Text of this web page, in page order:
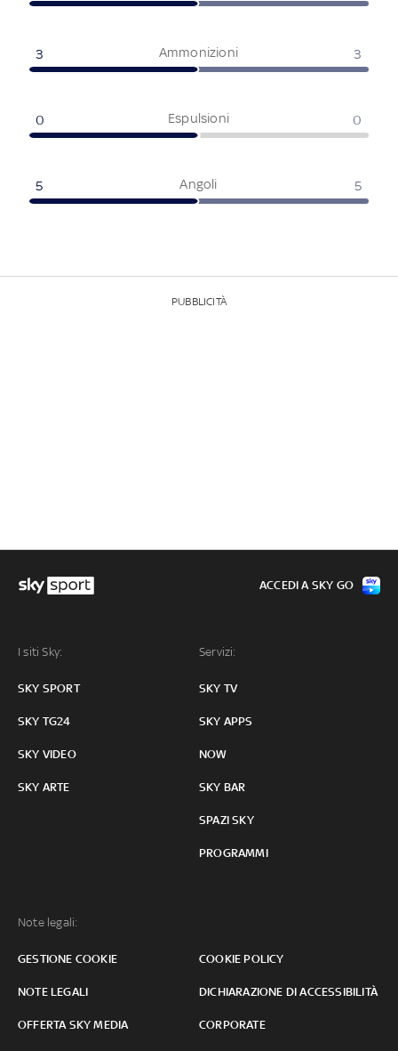
Ammonizioni
3 3
Espulsioni
0 0
Angoli
5 5
PUBBLICITÀ
I siti Sky:
SKY SPORT
SKY TG24
SKY VIDEO
SKY ARTE
Servizi:
SKY TV
SKY APPS
NOW
SKY BAR
SPAZI SKY
PROGRAMMI
Note legali:
GESTIONE COOKIE COOKIE POLICY
NOTE LEGALI DICHIARAZIONE DI ACCESSIBILITÀ
OFFERTA SKY MEDIA CORPORATE
ACCEDI A SKY GO